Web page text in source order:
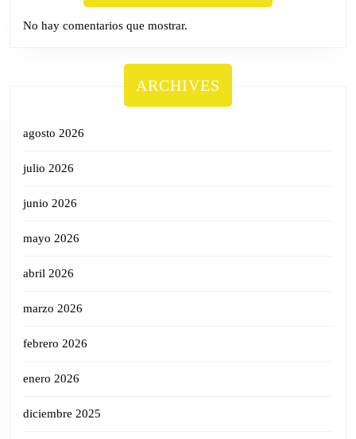
No hay comentarios que mostrar.
ARCHIVES
agosto 2026
julio 2026
junio 2026
mayo 2026
abril 2026
marzo 2026
febrero 2026
enero 2026
diciembre 2025